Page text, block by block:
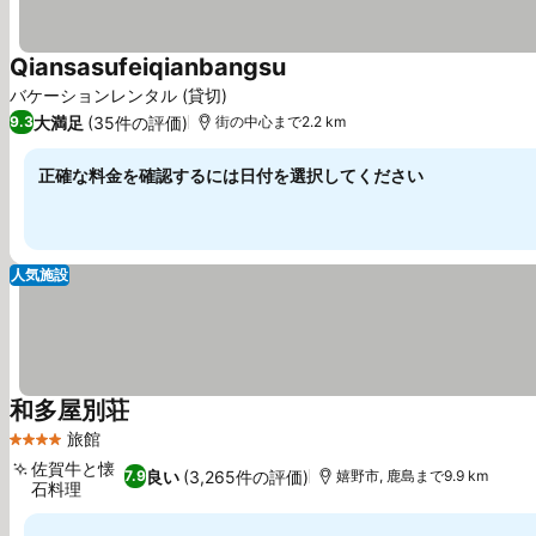
バケーションレンタル (貸切)
Qiansasufeiqianbangsu料金を表示
9.3大満足 (35件の評価) 街の中心まで2.2 km
正確な料金を確認するには日付を選択してください
人気施設
4 ホテルのランク
旅館
和多屋別荘
7.9良い (3,265件の評価)
佐賀牛と懐
石料理
嬉野市, 鹿島まで9.9 km